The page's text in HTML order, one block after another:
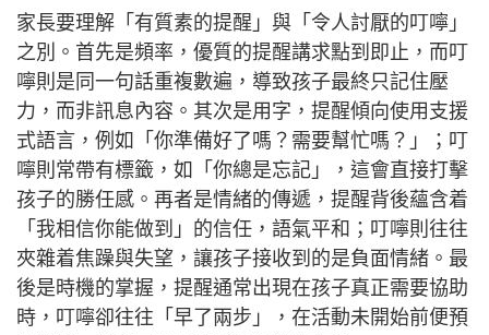
家長要理解「有質素的提醒」與「令人討厭的叮嚀」
之別。首先是頻率，優質的提醒講求點到即止，而叮
嚀則是同一句話重複數遍，導致孩子最終只記住壓
力，而非訊息內容。其次是用字，提醒傾向使用支援
式語言，例如「你準備好了嗎？需要幫忙嗎？」；叮
嚀則常帶有標籤，如「你總是忘記」，這會直接打擊
孩子的勝任感。再者是情緒的傳遞，提醒背後蘊含着
「我相信你能做到」的信任，語氣平和；叮嚀則往往
夾雜着焦躁與失望，讓孩子接收到的是負面情緒。最
後是時機的掌握，提醒通常出現在孩子真正需要協助
時，叮嚀卻往往「早了兩步」，在活動未開始前便預